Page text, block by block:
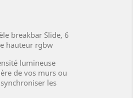
breakbar Slide, 6
hauteur rgbw
lumineuse
de vos murs ou
les